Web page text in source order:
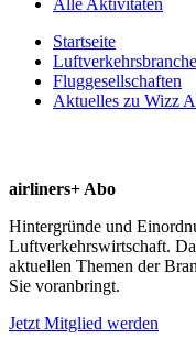
Startseite
Luftverkehrsbranche
Fluggesellschaften
Aktuelles zu Wizz
airliners+ Abo
Hintergründe und
Luftverkehrswirtschaft.
aktuellen Themen der
Sie voranbringt.
Jetzt Mitglied werden